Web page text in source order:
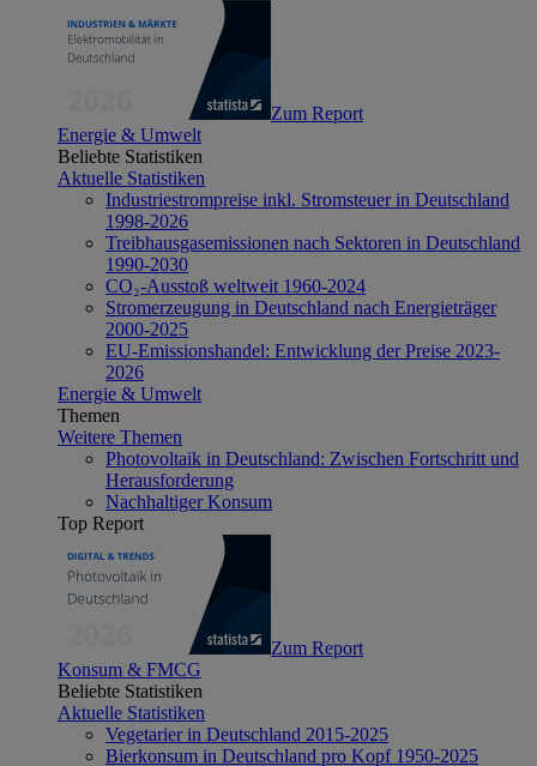
Zum Report
Energie & Umwelt
Beliebte Statistiken
Aktuelle Statistiken
Industriestrompreise inkl. Stromsteuer in Deutschland
1998-2026
Treibhausgasemissionen nach Sektoren in Deutschland
1990-2030
CO₂-Ausstoß weltweit 1960-2024
Stromerzeugung in Deutschland nach Energieträger
2000-2025
EU-Emissionshandel: Entwicklung der Preise 2023-
2026
Energie & Umwelt
Themen
Weitere Themen
Photovoltaik in Deutschland: Zwischen Fortschritt und
Herausforderung
Nachhaltiger Konsum
Top Report
Zum Report
Konsum & FMCG
Beliebte Statistiken
Aktuelle Statistiken
Vegetarier in Deutschland 2015-2025
Bierkonsum in Deutschland pro Kopf 1950-2025